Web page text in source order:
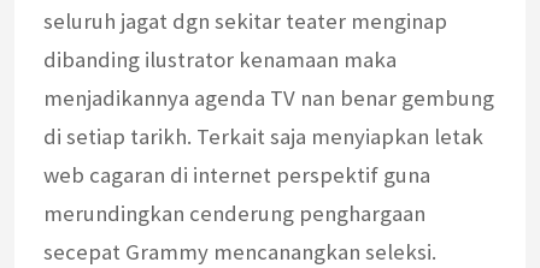
seluruh jagat dgn sekitar teater menginap
dibanding ilustrator kenamaan maka
menjadikannya agenda TV nan benar gembung
di setiap tarikh. Terkait saja menyiapkan letak
web cagaran di internet perspektif guna
merundingkan cenderung penghargaan
secepat Grammy mencanangkan seleksi.